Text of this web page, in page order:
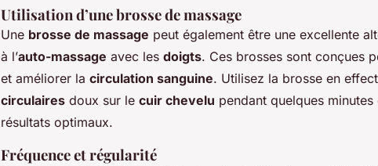
Utilisation d’une brosse de massage
Une brosse de massage peut également être une excellente
à l’auto-massage avec les doigts. Ces brosses sont conçues
et améliorer la circulation sanguine. Utilisez la brosse en
circulaires doux sur le cuir chevelu pendant quelques
résultats optimaux.
Fréquence et régularité